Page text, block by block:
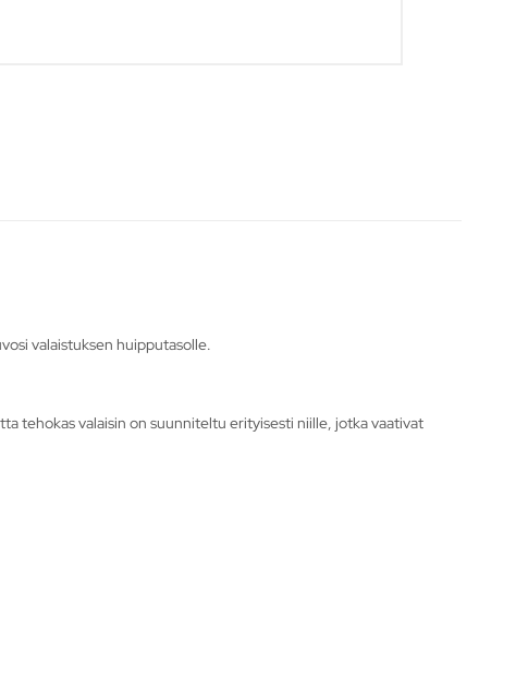
valaistuksen huipputasolle.
tehokas valaisin on suunniteltu erityisesti niille, jotka vaativat